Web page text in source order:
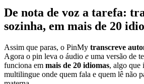
De nota de voz a tarefa:
sozinha, em mais de 20
Assim que paras, o PinMy transcreve
Agora o pin leva o áudio e uma versão de
funciona em mais de 20 idiomas, algo que
multilingue onde quem fala e quem lê não